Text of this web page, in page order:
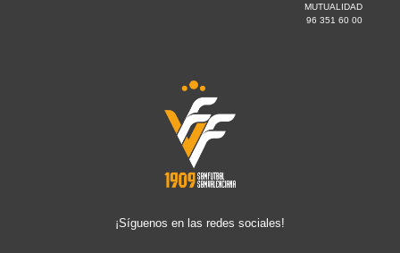
MUTUALIDAD
96 351 60 00
¡Síguenos en las redes sociales!